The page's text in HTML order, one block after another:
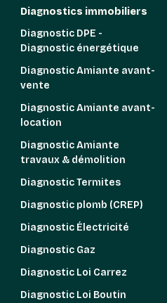
Diagnostics immobiliers
Diagnostic DPE -
Diagnostic énergétique
Diagnostic Amiante avant-
vente
Diagnostic Amiante avant-
location
Diagnostic Amiante
travaux & démolition
Diagnostic Termites
Diagnostic plomb (CREP)
Diagnostic Électricité
Diagnostic Gaz
Diagnostic Loi Carrez
Diagnostic Loi Boutin